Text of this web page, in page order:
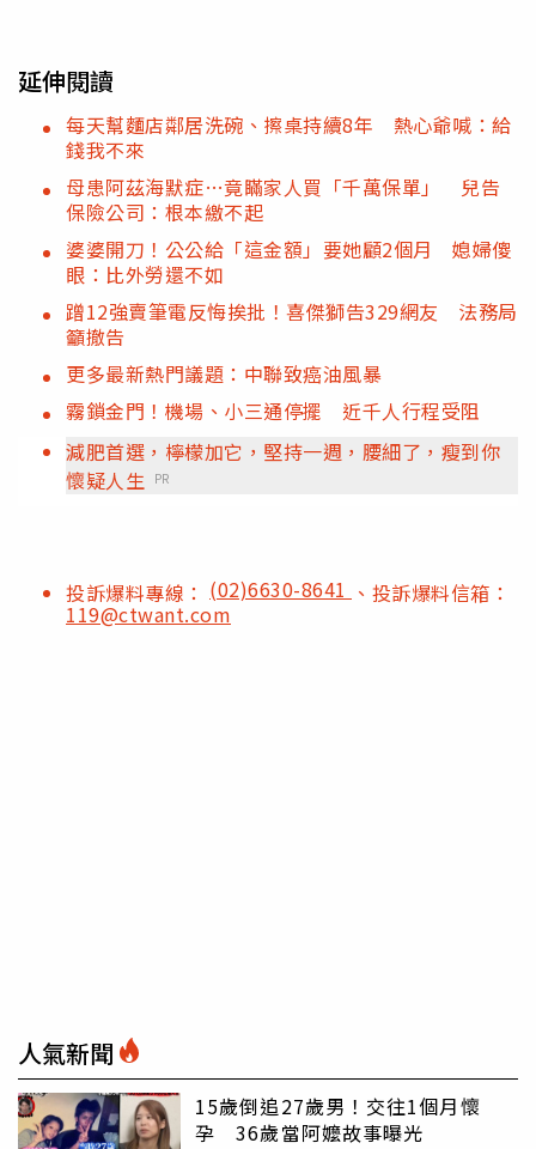
延伸閱讀
每天幫麵店鄰居洗碗、擦桌持續8年 熱心爺喊：給
錢我不來
母患阿茲海默症…竟瞞家人買「千萬保單」 兒告
保險公司：根本繳不起
婆婆開刀！公公給「這金額」要她顧2個月 媳婦傻
眼：比外勞還不如
蹭12強賣筆電反悔挨批！喜傑獅告329網友 法務局
籲撤告
更多最新熱門議題：中聯致癌油風暴
霧鎖金門！機場、小三通停擺 近千人行程受阻
減肥首選，檸檬加它，堅持一週，腰細了，瘦到你
懷疑人生 PR
投訴爆料專線： (02)6630-8641 、投訴爆料信箱：
119@ctwant.com
人氣新聞
15歲倒追27歲男！交往1個月懷
孕 36歲當阿嬤故事曝光